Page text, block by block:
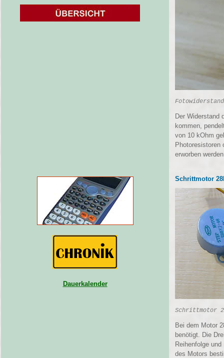
Dauerkalender
Fotowiderstand
Der Widerstand
kommen,
von 10 kOhm
Photoresistoren
erworben
Schrittmotor
Schrittmotor
Bei dem Motor
benötigt. Die
Reihenfolge
des Motors